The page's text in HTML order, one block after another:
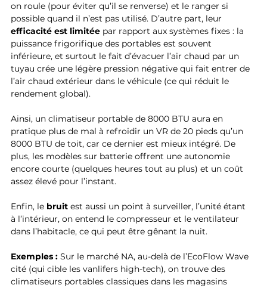
on roule (pour éviter qu’il se renverse) et le ranger si
possible quand il n’est pas utilisé. D’autre part, leur
efficacité est limitée par rapport aux systèmes fixes : la
puissance frigorifique des portables est souvent
inférieure, et surtout le fait d’évacuer l’air chaud par un
tuyau crée une légère pression négative qui fait entrer de
l’air chaud extérieur dans le véhicule (ce qui réduit le
rendement global).
Ainsi, un climatiseur portable de 8000 BTU aura en
pratique plus de mal à refroidir un VR de 20 pieds qu’un
8000 BTU de toit, car ce dernier est mieux intégré. De
plus, les modèles sur batterie offrent une autonomie
encore courte (quelques heures tout au plus) et un coût
assez élevé pour l’instant.
Enfin, le bruit est aussi un point à surveiller, l’unité étant
à l’intérieur, on entend le compresseur et le ventilateur
dans l’habitacle, ce qui peut être gênant la nuit.
Exemples : Sur le marché NA, au-delà de l’EcoFlow Wave
cité (qui cible les vanlifers high-tech), on trouve des
climatiseurs portables classiques dans les magasins